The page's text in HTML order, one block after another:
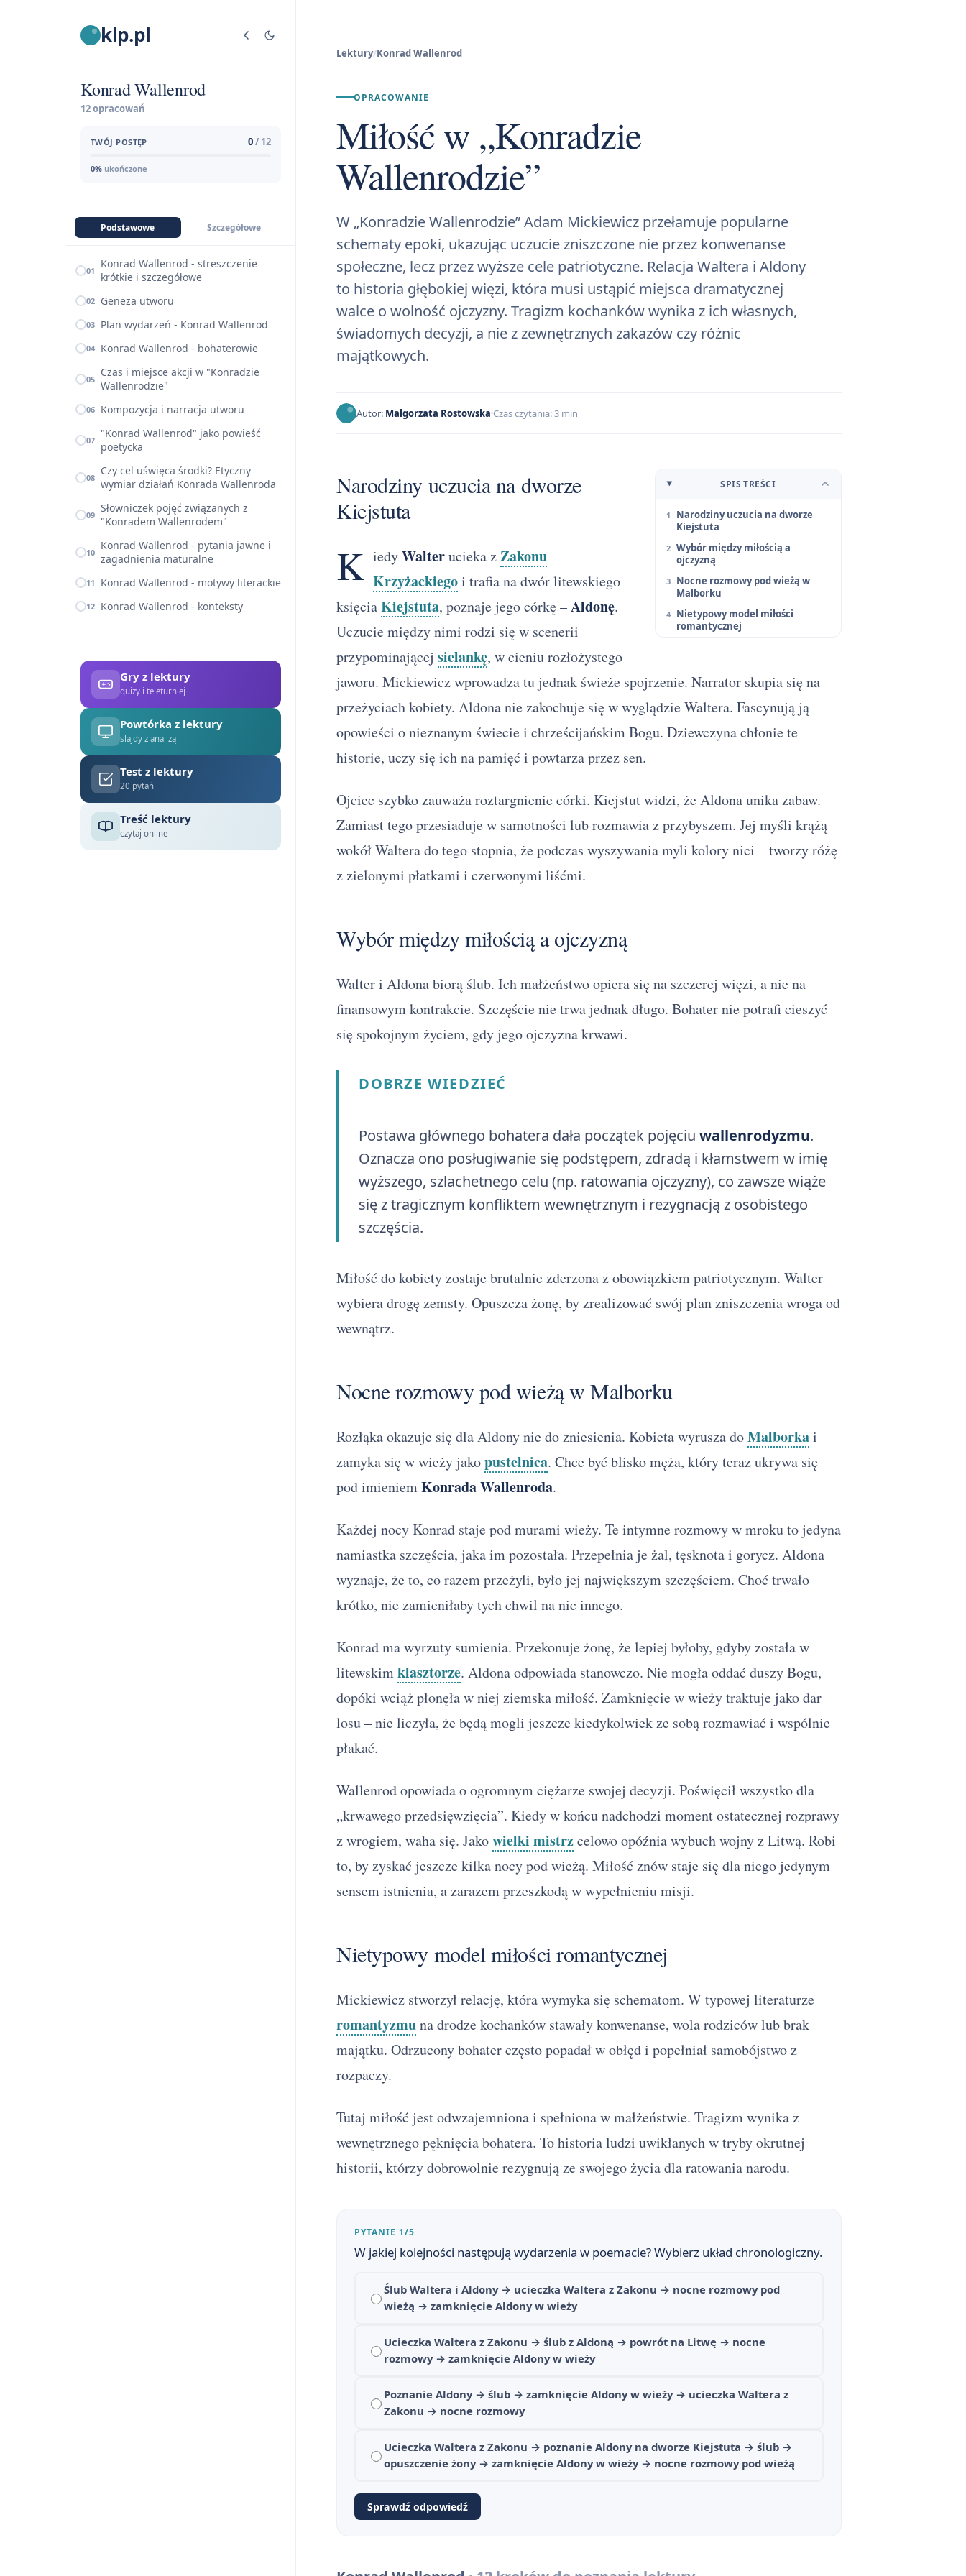
klp.pl
Konrad Wallenrod
12 opracowań
TWÓJ POSTĘP 0/ 12
0% ukończone
Podstawowe Szczegółowe
01
Konrad Wallenrod - streszczenie
krótkie i szczegółowe
02 Geneza utworu
03 Plan wydarzeń - Konrad Wallenrod
04 Konrad Wallenrod - bohaterowie
05 Czas i miejsce akcji w "Konradzie
Wallenrodzie"
06 Kompozycja i narracja utworu
07 "Konrad Wallenrod" jako powieść
poetycka
08 Czy cel uświęca środki? Etyczny
wymiar działań Konrada Wallenroda
09 Słowniczek pojęć związanych z
"Konradem Wallenrodem"
10 Konrad Wallenrod - pytania jawne i
zagadnienia maturalne
11 Konrad Wallenrod - motywy literackie
12 Konrad Wallenrod - konteksty
Gry z lektury
quizy i teleturniej
Powtórka z lektury
slajdy z analizą
Test z lektury
20 pytań
Treść lektury
czytaj online
Lektury/Konrad Wallenrod
OPRACOWANIE
Miłość w „Konradzie
Wallenrodzie”
W „Konradzie Wallenrodzie” Adam Mickiewicz przełamuje popularne
schematy epoki, ukazując uczucie zniszczone nie przez konwenanse
społeczne, lecz przez wyższe cele patriotyczne. Relacja Waltera i Aldony
to historia głębokiej więzi, która musi ustąpić miejsca dramatycznej
walce o wolność ojczyzny. Tragizm kochanków wynika z ich własnych,
świadomych decyzji, a nie z zewnętrznych zakazów czy różnic
majątkowych.
Autor: Małgorzata Rostowska Czas czytania: 3 min
SPIS TREŚCI
Narodziny uczucia na dworze
Kiejstuta
Wybór między miłością a
ojczyzną
Nocne rozmowy pod wieżą w
Malborku
Nietypowy model miłości
romantycznej
Narodziny uczucia na dworze
Kiejstuta
K iedyWalterucieka zZakonu
Krzyżackiegoi trafia na dwór litewskiego
księciaKiejstuta, poznaje jego córkę –Aldonę.
Uczucie między nimi rodzi się w scenerii
przypominającej sielankę, w cieniu rozłożystego
jaworu. Mickiewicz wprowadza tu jednak świeże spojrzenie. Narrator skupia się na
przeżyciach kobiety. Aldona nie zakochuje się w wyglądzie Waltera. Fascynują ją
opowieści o nieznanym świecie i chrześcijańskim Bogu. Dziewczyna chłonie te
historie, uczy się ich na pamięć i powtarza przez sen.
Ojciec szybko zauważa roztargnienie córki. Kiejstut widzi, że Aldona unika zabaw.
Zamiast tego przesiaduje w samotności lub rozmawia z przybyszem. Jej myśli krążą
wokół Waltera do tego stopnia, że podczas wyszywania myli kolory nici – tworzy różę
z zielonymi płatkami i czerwonymi liśćmi.
Wybór między miłością a ojczyzną
Walter i Aldona biorą ślub. Ich małżeństwo opiera się na szczerej więzi, a nie na
finansowym kontrakcie. Szczęście nie trwa jednak długo. Bohater nie potrafi cieszyć
się spokojnym życiem, gdy jego ojczyzna krwawi.
DOBRZE WIEDZIEĆ
Postawa głównego bohatera dała początek pojęciu wallenrodyzmu.
Oznacza ono posługiwanie się podstępem, zdradą i kłamstwem w imię
wyższego, szlachetnego celu (np. ratowania ojczyzny), co zawsze wiąże
się z tragicznym konfliktem wewnętrznym i rezygnacją z osobistego
szczęścia.
Miłość do kobiety zostaje brutalnie zderzona z obowiązkiem patriotycznym. Walter
wybiera drogę zemsty. Opuszcza żonę, by zrealizować swój plan zniszczenia wroga od
wewnątrz.
Nocne rozmowy pod wieżą w Malborku
Rozłąka okazuje się dla Aldony nie do zniesienia. Kobieta wyrusza doMalborkai
zamyka się w wieży jakopustelnica. Chce być blisko męża, który teraz ukrywa się
pod imieniemKonrada Wallenroda.
Każdej nocy Konrad staje pod murami wieży. Te intymne rozmowy w mroku to jedyna
namiastka szczęścia, jaka im pozostała. Przepełnia je żal, tęsknota i gorycz. Aldona
wyznaje, że to, co razem przeżyli, było jej największym szczęściem. Choć trwało
krótko, nie zamieniłaby tych chwil na nic innego.
Konrad ma wyrzuty sumienia. Przekonuje żonę, że lepiej byłoby, gdyby została w
litewskimklasztorze. Aldona odpowiada stanowczo. Nie mogła oddać duszy Bogu,
dopóki wciąż płonęła w niej ziemska miłość. Zamknięcie w wieży traktuje jako dar
losu – nie liczyła, że będą mogli jeszcze kiedykolwiek ze sobą rozmawiać i wspólnie
płakać.
Wallenrod opowiada o ogromnym ciężarze swojej decyzji. Poświęcił wszystko dla
„krwawego przedsięwzięcia”. Kiedy w końcu nadchodzi moment ostatecznej rozprawy
z wrogiem, waha się. Jakowielki mistrzcelowo opóźnia wybuch wojny z Litwą. Robi
to, by zyskać jeszcze kilka nocy pod wieżą. Miłość znów staje się dla niego jedynym
sensem istnienia, a zarazem przeszkodą w wypełnieniu misji.
Nietypowy model miłości romantycznej
Mickiewicz stworzył relację, która wymyka się schematom. W typowej literaturze
romantyzmuna drodze kochanków stawały konwenanse, wola rodziców lub brak
majątku. Odrzucony bohater często popadał w obłęd i popełniał samobójstwo z
rozpaczy.
Tutaj miłość jest odwzajemniona i spełniona w małżeństwie. Tragizm wynika z
wewnętrznego pęknięcia bohatera. To historia ludzi uwikłanych w tryby okrutnej
historii, którzy dobrowolnie rezygnują ze swojego życia dla ratowania narodu.
PYTANIE 1/5
W jakiej kolejności następują wydarzenia w poemacie? Wybierz układ chronologiczny.
Ślub Waltera i Aldony → ucieczka Waltera z Zakonu → nocne rozmowy pod
wieżą → zamknięcie Aldony w wieży
Ucieczka Waltera z Zakonu → ślub z Aldoną → powrót na Litwę → nocne
rozmowy → zamknięcie Aldony w wieży
Poznanie Aldony → ślub → zamknięcie Aldony w wieży → ucieczka Waltera z
Zakonu → nocne rozmowy
Ucieczka Waltera z Zakonu → poznanie Aldony na dworze Kiejstuta → ślub →
opuszczenie żony → zamknięcie Aldony w wieży → nocne rozmowy pod wieżą
Sprawdź odpowiedź
Geneza utworu
Plan wydarzeń - Konrad Wallenrod
Czas i miejsce akcji w "Konradzie Wallenrodzie"
7 "Konrad Wallenrod" jako powieść poetycka